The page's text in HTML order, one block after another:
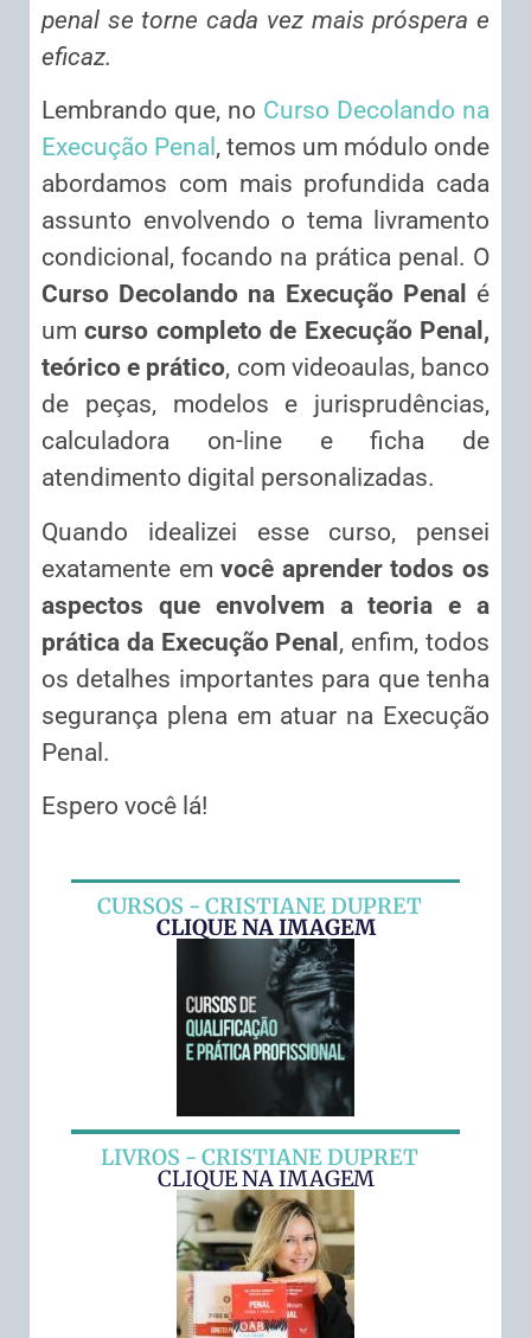
penal se torne cada vez mais próspera e
eficaz.
Lembrando que, no Curso Decolando na
Execução Penal , temos um módulo onde
abordamos com mais profundida cada
assunto envolvendo o tema livramento
condicional, focando na prática penal. O
Curso Decolando na Execução Penal é
umcurso completo de Execução Penal,
teórico e prático, com videoaulas, banco
de peças, modelos e jurisprudências,
calculadora on-line e ficha de
atendimento digital personalizadas.
Quando idealizei esse curso, pensei
exatamente emvocê aprender todos os
aspectos que envolvem a teoria e a
prática da Execução Penal , enfim, todos
os detalhes importantes para que tenha
segurança plena em atuar na Execução
Penal.
Espero você lá!
CURSOS - CRISTIANE DUPRET
CLIQUE NA IMAGEM
LIVROS - CRISTIANE DUPRET
CLIQUE NA IMAGEM